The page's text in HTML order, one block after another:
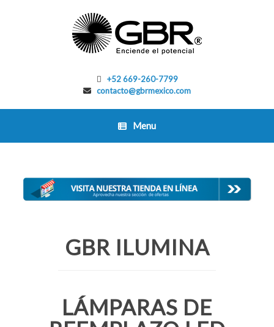
+52 669-260-7799
contacto@gbrmexico.com
Menu
GBR ILUMINA
LÁMPARAS DE